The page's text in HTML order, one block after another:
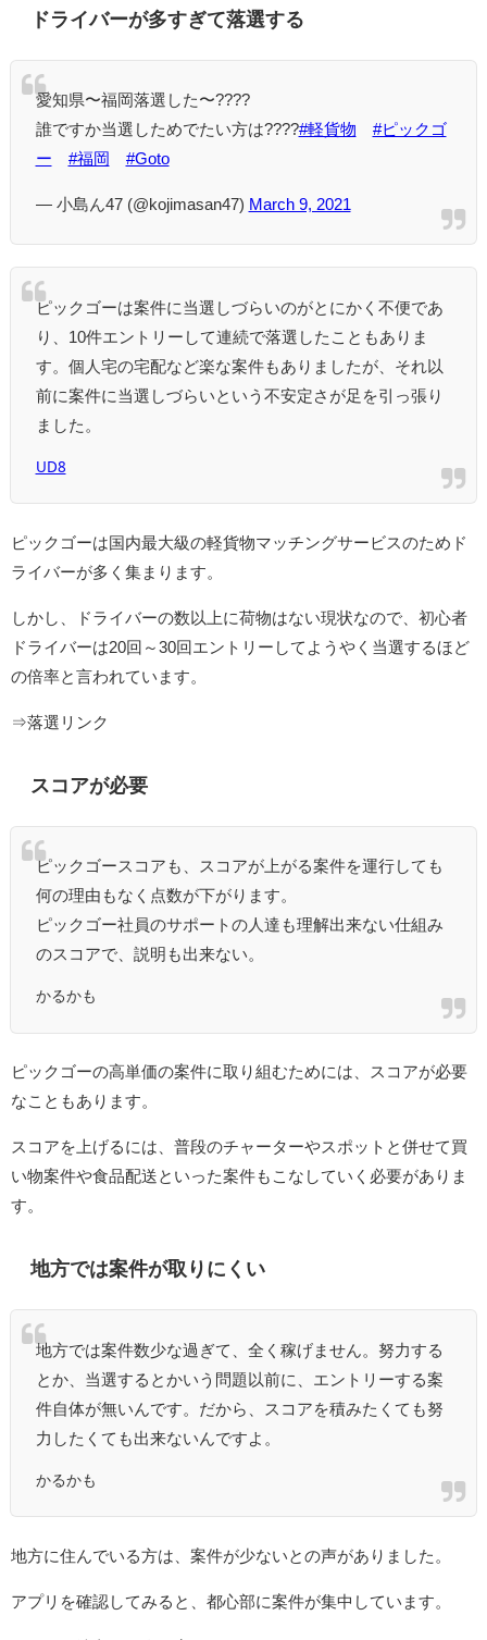
ドライバーが多すぎて落選する
愛知県〜福岡落選した〜????
誰ですか当選しためでたい方は????#軽貨物
#ピックゴ
ー
#福岡 #Goto
— 小島ん47 (@kojimasan47) March 9, 2021
ピックゴーは案件に当選しづらいのがとにかく不便であ
り、10件エントリーして連続で落選したこともありま
す。個人宅の宅配など楽な案件もありましたが、それ以
前に案件に当選しづらいという不安定さが足を引っ張り
ました。
UD8
ピックゴーは国内最大級の軽貨物マッチングサービスのためド
ライバーが多く集まります。
しかし、ドライバーの数以上に荷物はない現状なので、初心者
ドライバーは20回～30回エントリーしてようやく当選するほど
の倍率と言われています。
⇒落選リンク
スコアが必要
ピックゴースコアも、スコアが上がる案件を運行しても
何の理由もなく点数が下がります。
ピックゴー社員のサポートの人達も理解出来ない仕組み
のスコアで、説明も出来ない。
かるかも
ピックゴーの高単価の案件に取り組むためには、スコアが必要
なこともあります。
スコアを上げるには、普段のチャーターやスポットと併せて買
い物案件や食品配送といった案件もこなしていく必要がありま
す。
地方では案件が取りにくい
地方では案件数少な過ぎて、全く稼げません。努力する
とか、当選するとかいう問題以前に、エントリーする案
件自体が無いんです。だから、スコアを積みたくても努
力したくても出来ないんですよ。
かるかも
地方に住んでいる方は、案件が少ないとの声がありました。
アプリを確認してみると、都心部に案件が集中しています。